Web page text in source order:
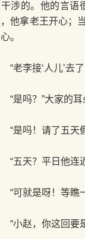
涉的。他的言语
他拿老王开心；
。
李接‘人儿’去了
吗？”大家的耳
吗！请了五天
天？平日他连迟
就是呀！等瞧一
赵，你这回要是